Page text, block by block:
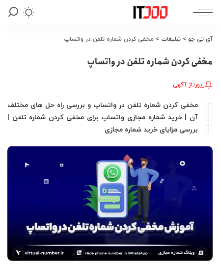
آی تی جو > تبلیغات > مخفی کردن شماره تلفن در واتساپ
مخفی کردن شماره تلفن در واتساپ
رپورتاژ آگهی
مخفی کردن شماره تلفن در واتساپ و بررسی راه حل های مختلف
آن | خرید شماره مجازی واتساپ برای مخفی کردن شماره تلفن |
بررسی مزایای خرید شماره مجازی